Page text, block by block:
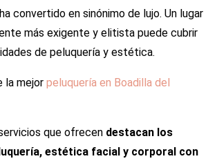
convertido en sinónimo de lujo. Un lugar
más exigente y elitista puede cubrir
de peluquería y estética.
la mejor peluquería en Boadilla del
que ofrecen destacan los
estética facial y corporal con